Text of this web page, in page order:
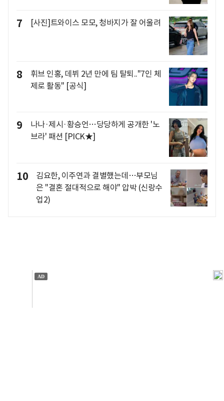
7 [사진]트와이스 모모, 청바지가 잘 어울려
8
휘브 인홍, 데뷔 2년 만에 팀 탈퇴.."7인 체
제로 활동" [공식]
9
나나·제시·황승언…당당하게 공개한 '노
브라' 패션 [PICK★]
10
김요한, 이주연과 결별했는데…부모님
은 "결혼 절대적으로 해야" 압박 (신랑수
업2)